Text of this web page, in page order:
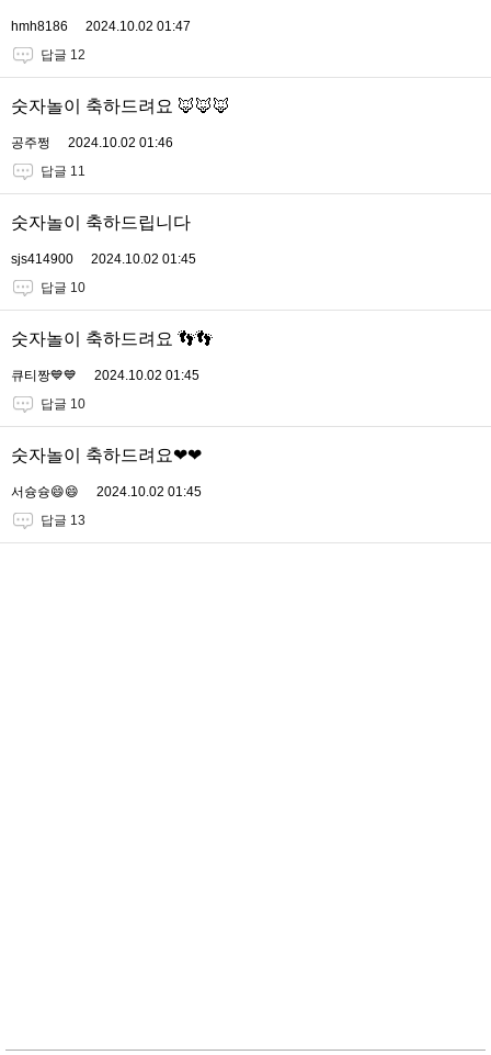
hmh8186
2024.10.02 01:47
답글 12
숫자놀이 축하드려요 🦊🦊🦊
공주쩡
2024.10.02 01:46
답글 11
숫자놀이 축하드립니다
sjs414900
2024.10.02 01:45
답글 10
숫자놀이 축하드려요 👣👣
큐티짱💙💙
2024.10.02 01:45
답글 10
숫자놀이 축하드려요❤❤
서슝슝😄😄
2024.10.02 01:45
답글 13